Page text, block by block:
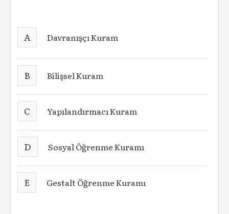
A Davranışçı Kuram
B Bilişsel Kuram
C Yapılandırmacı Kuram
D Sosyal Öğrenme Kuramı
E Gestalt Öğrenme Kuramı